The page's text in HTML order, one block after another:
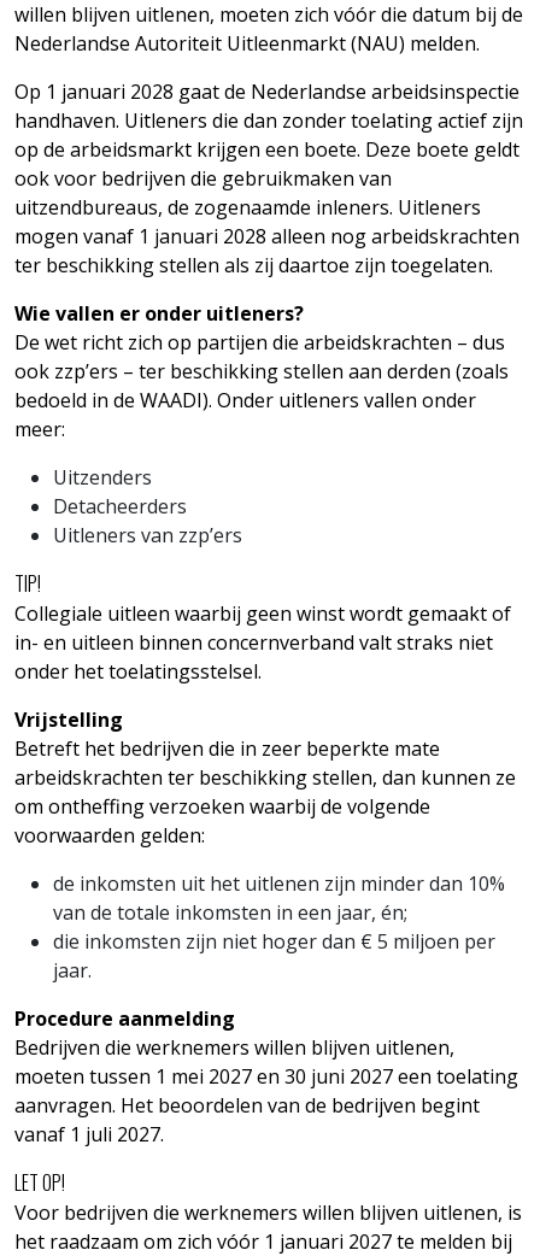
willen blijven uitlenen, moeten zich vóór die datum bij de
Nederlandse Autoriteit Uitleenmarkt (NAU) melden.
Op 1 januari 2028 gaat de Nederlandse arbeidsinspectie
handhaven. Uitleners die dan zonder toelating actief zijn
op de arbeidsmarkt krijgen een boete. Deze boete geldt
ook voor bedrijven die gebruikmaken van
uitzendbureaus, de zogenaamde inleners. Uitleners
mogen vanaf 1 januari 2028 alleen nog arbeidskrachten
ter beschikking stellen als zij daartoe zijn toegelaten.
Wie vallen er onder uitleners?
De wet richt zich op partijen die arbeidskrachten – dus
ook zzp’ers – ter beschikking stellen aan derden (zoals
bedoeld in de WAADI). Onder uitleners vallen onder
meer:
Uitzenders
Detacheerders
Uitleners van zzp’ers
TIP!
Collegiale uitleen waarbij geen winst wordt gemaakt of
in- en uitleen binnen concernverband valt straks niet
onder het toelatingsstelsel.
Vrijstelling
Betreft het bedrijven die in zeer beperkte mate
arbeidskrachten ter beschikking stellen, dan kunnen ze
om ontheffing verzoeken waarbij de volgende
voorwaarden gelden:
de inkomsten uit het uitlenen zijn minder dan 10%
van de totale inkomsten in een jaar, én;
die inkomsten zijn niet hoger dan € 5 miljoen per
jaar.
Procedure aanmelding
Bedrijven die werknemers willen blijven uitlenen,
moeten tussen 1 mei 2027 en 30 juni 2027 een toelating
aanvragen. Het beoordelen van de bedrijven begint
vanaf 1 juli 2027.
LET OP!
Voor bedrijven die werknemers willen blijven uitlenen, is
het raadzaam om zich vóór 1 januari 2027 te melden bij